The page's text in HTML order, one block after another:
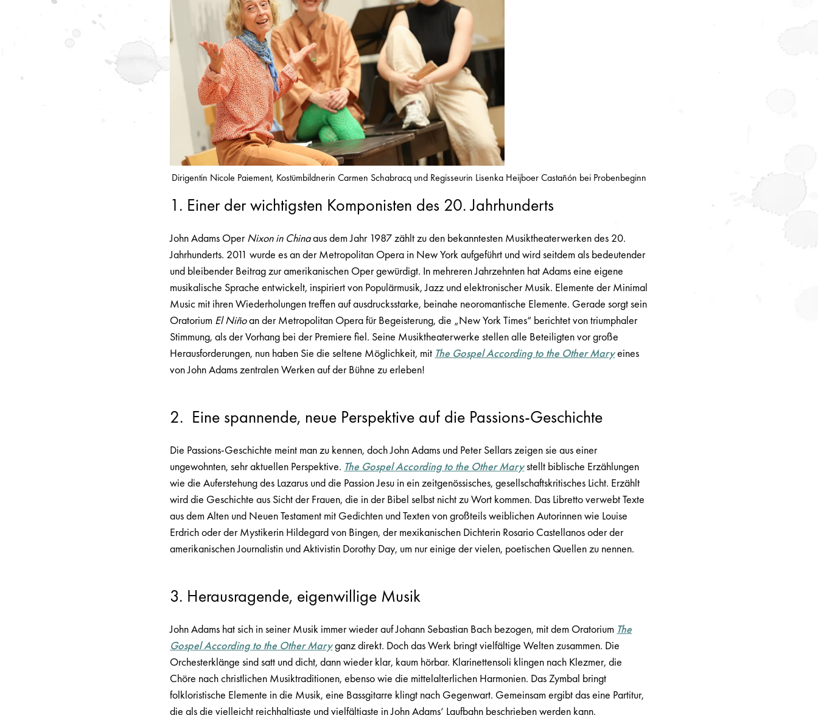
Dirigentin Nicole Paiement, Kostümbildnerin Carmen Schabracq und Regisseurin Lisenka Heijboer Castañón bei Probenbeginn
1. Einer der wichtigsten Komponisten des 20. Jahrhunderts
John Adams OperNixon in Chinaaus dem Jahr 1987 zählt zu den bekanntesten Musiktheaterwerken des 20.
Jahrhunderts. 2011 wurde es an der Metropolitan Opera in New York aufgeführt und wird seitdem als bedeutender
und bleibender Beitrag zur amerikanischen Oper gewürdigt. In mehreren Jahrzehnten hat Adams eine eigene
musikalische Sprache entwickelt, inspiriert von Populärmusik, Jazz und elektronischer Musik. Elemente der Minimal
Music mit ihren Wiederholungen treffen auf ausdrucksstarke, beinahe neoromantische Elemente. Gerade sorgt sein
Oratorium El Niñoan der Metropolitan Opera für Begeisterung, die „New York Times“ berichtet von triumphaler
Stimmung, als der Vorhang bei der Premiere fiel. Seine Musiktheaterwerke stellen alle Beteiligten vor große
Herausforderungen, nun haben Sie die seltene Möglichkeit, mit The Gospel According to the Other Maryeines
von John Adams zentralen Werken auf der Bühne zu erleben!
2. Eine spannende, neue Perspektive auf die Passions-Geschichte
Die Passions-Geschichte meint man zu kennen, doch John Adams und Peter Sellars zeigen sie aus einer
ungewohnten, sehr aktuellen Perspektive. The Gospel According to the Other Marystellt biblische Erzählungen
wie die Auferstehung des Lazarus und die Passion Jesu in ein zeitgenössisches, gesellschaftskritisches Licht. Erzählt
wird die Geschichte aus Sicht der Frauen, die in der Bibel selbst nicht zu Wort kommen. Das Libretto verwebt Texte
aus dem Alten und Neuen Testament mit Gedichten und Texten von großteils weiblichen Autorinnen wie Louise
Erdrich oder der Mystikerin Hildegard von Bingen, der mexikanischen Dichterin Rosario Castellanos oder der
amerikanischen Journalistin und Aktivistin Dorothy Day, um nur einige der vielen, poetischen Quellen zu nennen.
3. Herausragende, eigenwillige Musik
John Adams hat sich in seiner Musik immer wieder auf Johann Sebastian Bach bezogen, mit dem Oratorium The
Gospel According to the Other Maryganz direkt. Doch das Werk bringt vielfältige Welten zusammen. Die
Orchesterklänge sind satt und dicht, dann wieder klar, kaum hörbar. Klarinettensoli klingen nach Klezmer, die
Chöre nach christlichen Musiktraditionen, ebenso wie die mittelalterlichen Harmonien. Das Zymbal bringt
folkloristische Elemente in die Musik, eine Bassgitarre klingt nach Gegenwart. Gemeinsam ergibt das eine Partitur,
die als die vielleicht reichhaltigste und vielfältigste in John Adams‘ Laufbahn beschrieben werden kann.